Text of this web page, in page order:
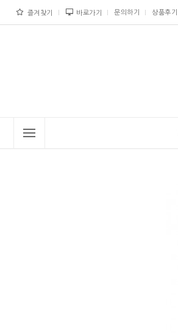
즐겨찾기 바로가기 문의하기 상품후기